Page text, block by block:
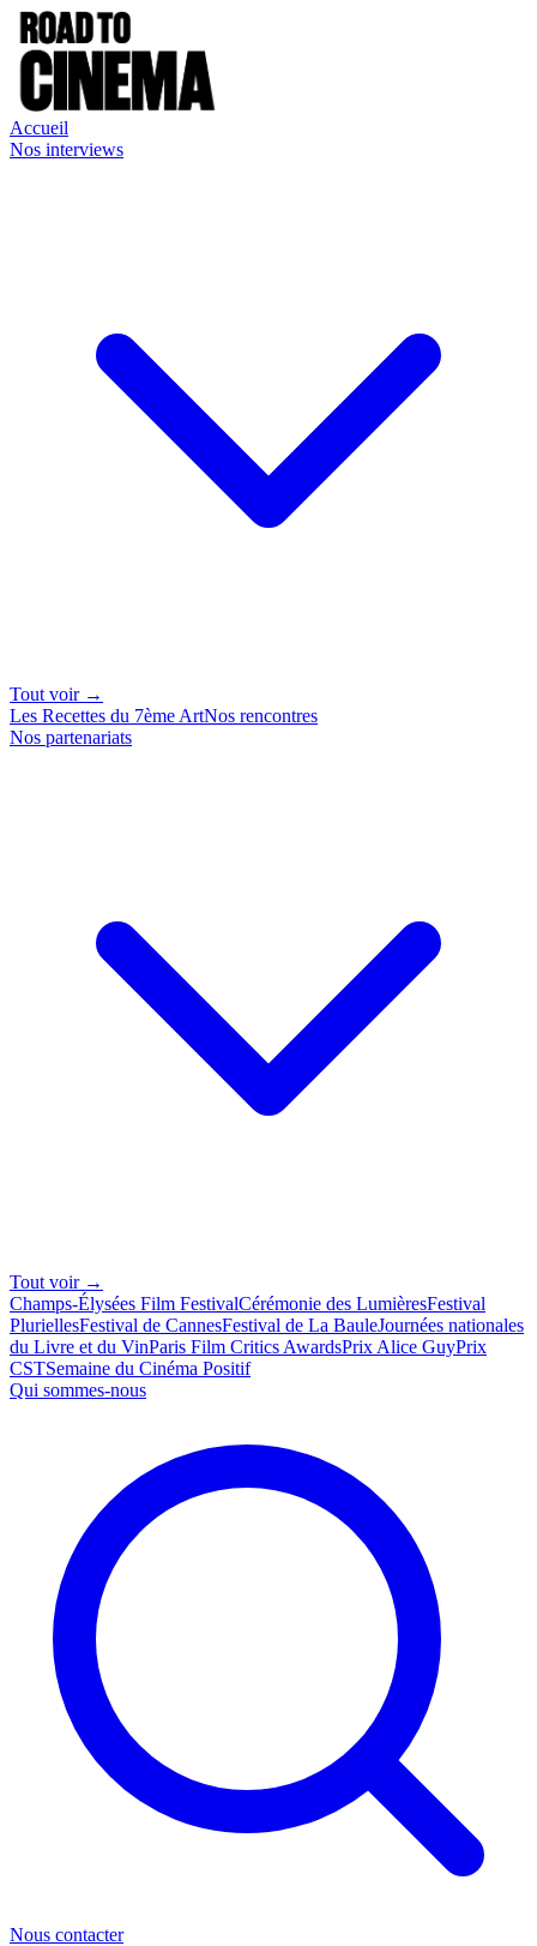
Accueil
Nos interviews
Tout voir →
Les Recettes du 7ème ArtNos rencontres
Nos partenariats
Tout voir →
Champs-Élysées Film FestivalCérémonie des LumièresFestival
PluriellesFestival de CannesFestival de La BauleJournées nationales
du Livre et du VinParis Film Critics AwardsPrix Alice GuyPrix
CSTSemaine du Cinéma Positif
Qui sommes-nous
Nous contacter